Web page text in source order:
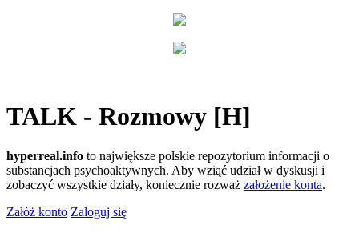
TALK - Rozmowy [H]
hyperreal.info to największe polskie repozytorium informacji o
substancjach psychoaktywnych. Aby wziąć udział w dyskusji i
zobaczyć wszystkie działy, koniecznie rozważ założenie konta.
Załóż konto Zaloguj się